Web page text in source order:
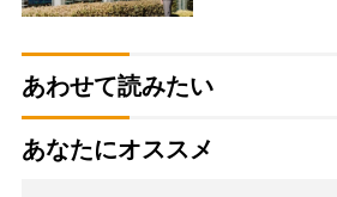
あわせて読みたい
あなたにオススメ